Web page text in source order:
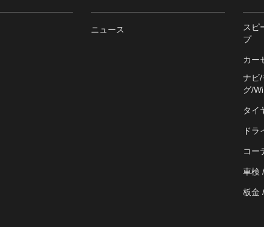
ニュース
スピ
プ
カー
ナビ/
グ/
タイ
ド
コー
車検
板金